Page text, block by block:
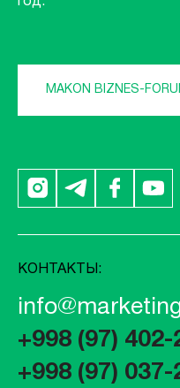
MAKON BIZNES-
КОНТАКТЫ:
+998 (97) 402-
+998 (97) 037-